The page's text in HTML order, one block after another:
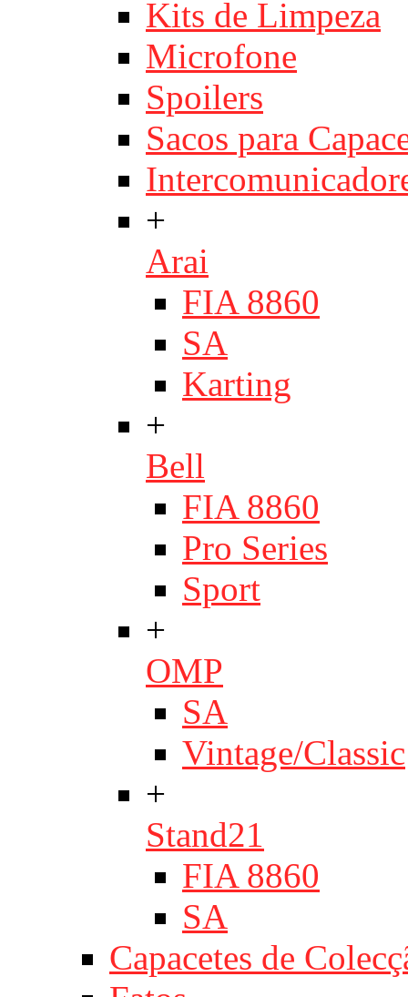
Kits de Limpeza
Microfone
Spoilers
Sacos para
+
Arai
FIA 8860
SA
Karting
+
Bell
FIA 8860
Pro Series
Sport
+
OMP
SA
Vintage/Classic
+
Stand21
FIA 8860
SA
Capacetes de